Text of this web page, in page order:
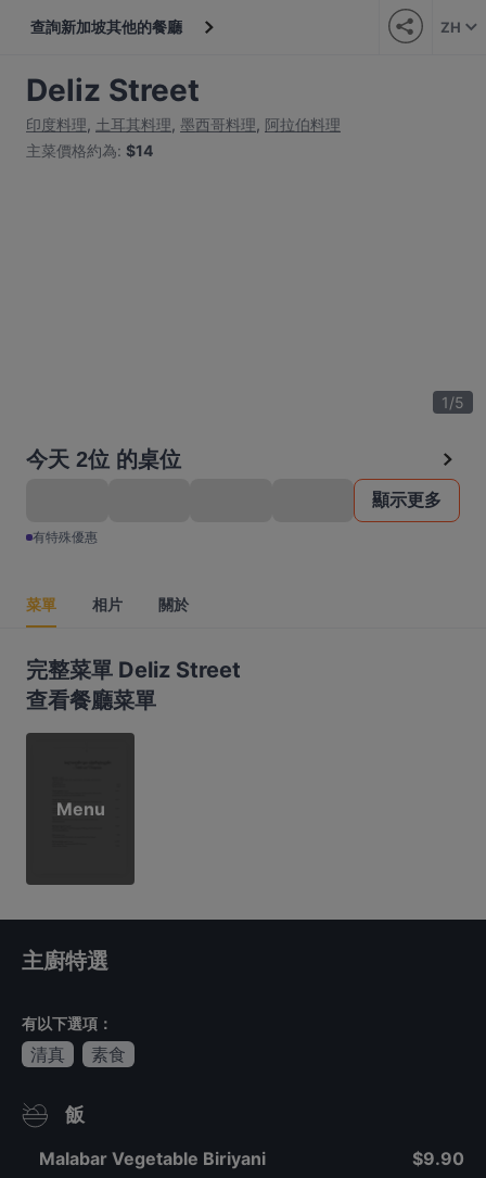
查詢新加坡其他的餐廳 ZH
Deliz Street
印度料理, 土耳其料理, 墨西哥料理, 阿拉伯料理
主菜價格約為: $14
1/5
今天 2位 的桌位
顯示更多
有特殊優惠
菜單 相片 關於
完整菜單 Deliz Street
查看餐廳菜單
Menu
主廚特選
有以下選項：
清真 素食
飯
Malabar Vegetable Biriyani $9.90